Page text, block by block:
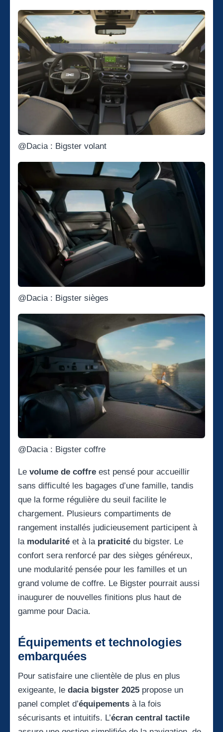
@Dacia : Bigster volant
@Dacia : Bigster sièges
@Dacia : Bigster coffre
Le volume de coffre est pensé pour accueillir
sans difficulté les bagages d’une famille, tandis
que la forme régulière du seuil facilite le
chargement. Plusieurs compartiments de
rangement installés judicieusement participent à
la modularité et à la praticité du bigster. Le
confort sera renforcé par des sièges généreux,
une modularité pensée pour les familles et un
grand volume de coffre. Le Bigster pourrait aussi
inaugurer de nouvelles finitions plus haut de
gamme pour Dacia.
Équipements et technologies
embarquées
Pour satisfaire une clientèle de plus en plus
exigeante, le dacia bigster 2025 propose un
panel complet d’équipements à la fois
sécurisants et intuitifs. L’écran central tactile